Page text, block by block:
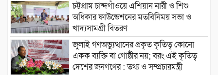
চট্টগ্রাম চান্দগাঁওয়ে এশিয়ান নারী ও শিশু
অধিকার ফাউন্ডেশনের মতবিনিময় সভা ও
খাদ্যসামগ্রী বিতরণ
জুলাই গণঅভ্যুত্থানের প্রকৃত কৃতিত্ব কোনো
একক ব্যক্তি বা গোষ্ঠীর নয়; বরং এই কৃতিত্ব
দেশের জনগণের : তথ্য ও সম্প্রচারমন্ত্রী